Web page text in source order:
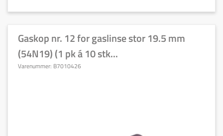
Gaskop nr. 12 for gaslinse stor 19.5 mm
(54N19) (1 pk á 10 stk...
Varenummer: B7010426